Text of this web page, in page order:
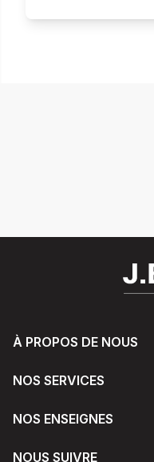
À PROPOS DE NOUS
NOS SERVICES
NOS ENSEIGNES
NOUS SUIVRE